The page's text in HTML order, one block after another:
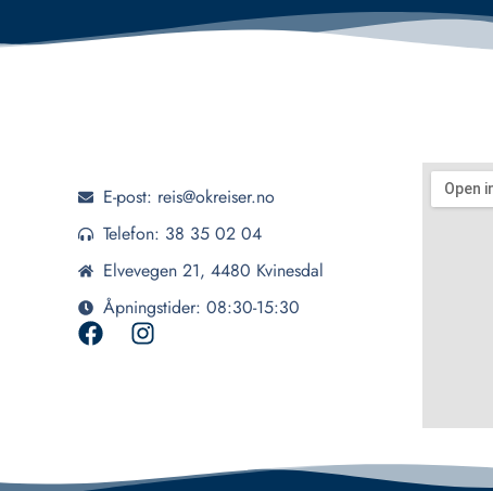
E-post: reis@okreiser.no
Telefon: 38 35 02 04
Elvevegen 21, 4480 Kvinesdal
Åpningstider: 08:30-15:30